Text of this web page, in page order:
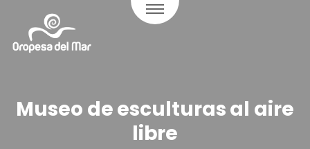
Museo de esculturas al aire
libre